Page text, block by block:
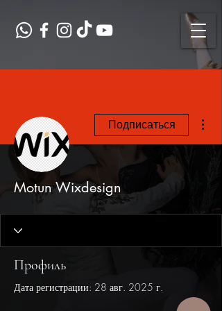
Подписаться
Motun Wixdesign
Профиль
Дата регистрации: 28 авг. 2025 г.